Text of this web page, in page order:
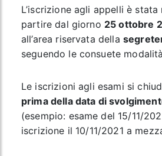
L’iscrizione agli appelli è
partire dal giorno 25 ottobre
all’area riservata della
seguendo le consuete
Le iscrizioni agli esami si
prima della data di
(esempio: esame del 15/11/
iscrizione il 10/11/2021 a